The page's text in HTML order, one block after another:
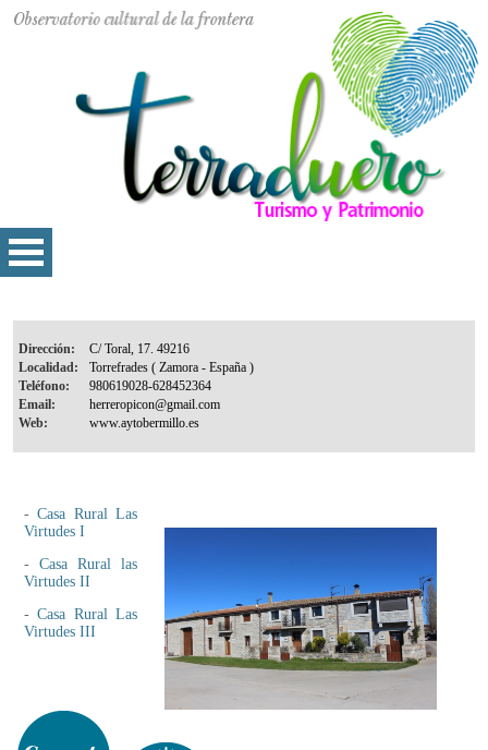
Dirección:
Localidad:
Teléfono:
Email:
Web:
-Casa Rural Las
Virtudes I
- Casa Rural las
Virtudes II
-Casa Rural Las
Virtudes III